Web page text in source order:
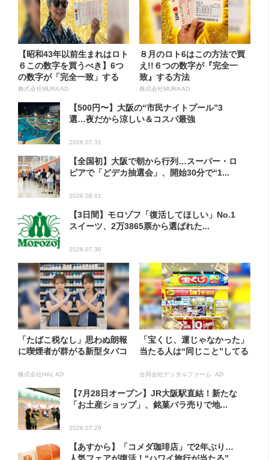
【昭和43年以前生まれはロト
６この数字を買うべき】6つ
の数字が「完全一致」する
方...
株式会社MURA AD
８月のロト6はこの方法で買
え!!６つの数字が『完全一
致』する方法
株式会社MURA AD
【500円〜】大阪の“市民ナイトプール”3
選…夜だから涼しい＆コスパ最強
2026.07.31
【全国初】大阪で朝から行列…スーパー・ロ
ピアで「どデカ抽選会」、開始30分で“1...
2026.08.01
【3日間】モロゾフ「復活してほしい」No.1
スイーツ、2万3865票から選ばれた...
2026.07.30
「たばこ税なし」思わぬ朗報
に喫煙者が群がる新型タバコ
株式会社HAL AD
「宝くじ、運じゃなかった」
当たる人は“同じこと”してる
合同会社デジタルファーム AD
【7月28日オープン】JR大阪駅直結！新たな
「お土産ショップ」、銘菓バラ売りで地...
2026.07.29
【あすから】「コメダ珈琲店」で2年ぶり…